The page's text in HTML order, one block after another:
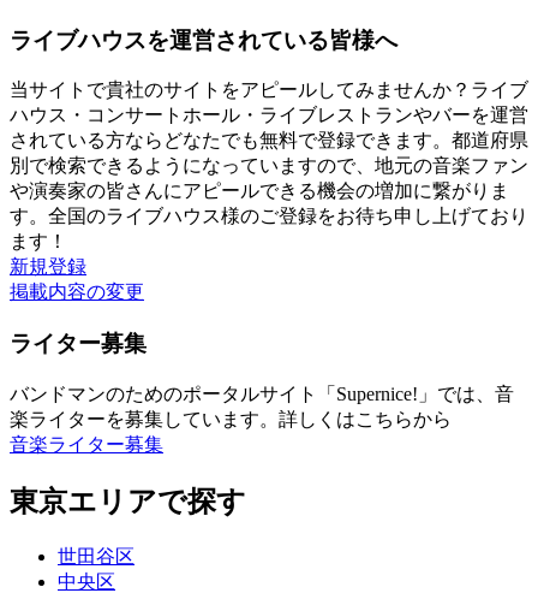
ライブハウスを運営されている皆様へ
当サイトで貴社のサイトをアピールしてみませんか？ライブ
ハウス・コンサートホール・ライブレストランやバーを運営
されている方ならどなたでも無料で登録できます。都道府県
別で検索できるようになっていますので、地元の音楽ファン
や演奏家の皆さんにアピールできる機会の増加に繋がりま
す。全国のライブハウス様のご登録をお待ち申し上げており
ます！
新規登録
掲載内容の変更
ライター募集
バンドマンのためのポータルサイト「Supernice!」では、音
楽ライターを募集しています。詳しくはこちらから
音楽ライター募集
東京エリアで探す
世田谷区
中央区